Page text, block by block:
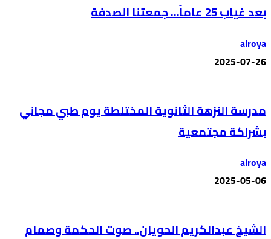
بعد غياب 25 عاماً… جمعتنا الصدفة
alroya
2025-07-26
مدرسة النزهة الثانوية المختلطة يوم طبي مجاني
بشراكة مجتمعية
alroya
2025-05-06
الشيخ عبدالكريم الحويان.. صوت الحكمة وصمام